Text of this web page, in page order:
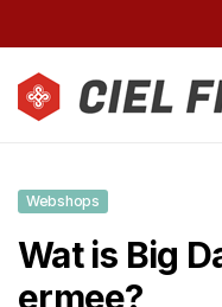
Webshops
Wat is Big
ermee?